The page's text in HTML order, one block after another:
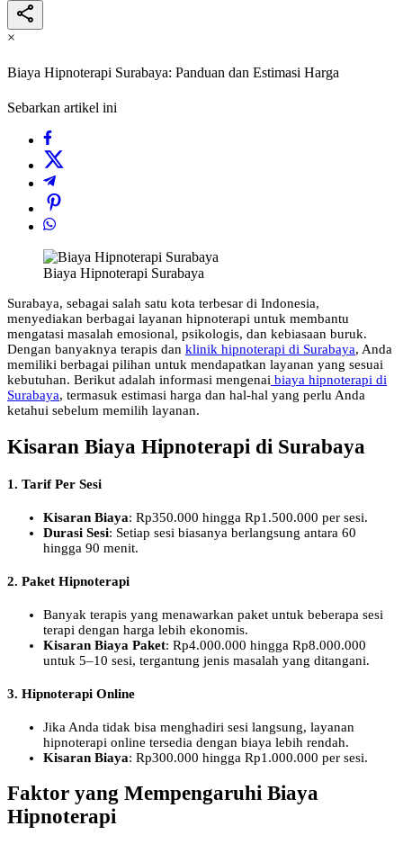
×
Biaya Hipnoterapi Surabaya: Panduan dan Estimasi Harga
Sebarkan artikel ini
Biaya Hipnoterapi Surabaya
Surabaya, sebagai salah satu kota terbesar di Indonesia,
menyediakan berbagai layanan hipnoterapi untuk membantu
mengatasi masalah emosional, psikologis, dan kebiasaan buruk.
Dengan banyaknya terapis dan klinik hipnoterapi di Surabaya, Anda
memiliki berbagai pilihan untuk mendapatkan layanan yang sesuai
kebutuhan. Berikut adalah informasi mengenai biaya hipnoterapi di
Surabaya, termasuk estimasi harga dan hal-hal yang perlu Anda
ketahui sebelum memilih layanan.
Kisaran Biaya Hipnoterapi di Surabaya
1. Tarif Per Sesi
Kisaran Biaya: Rp350.000 hingga Rp1.500.000 per sesi.
Durasi Sesi: Setiap sesi biasanya berlangsung antara 60
hingga 90 menit.
2. Paket Hipnoterapi
Banyak terapis yang menawarkan paket untuk beberapa sesi
terapi dengan harga lebih ekonomis.
Kisaran Biaya Paket: Rp4.000.000 hingga Rp8.000.000
untuk 5–10 sesi, tergantung jenis masalah yang ditangani.
3. Hipnoterapi Online
Jika Anda tidak bisa menghadiri sesi langsung, layanan
hipnoterapi online tersedia dengan biaya lebih rendah.
Kisaran Biaya: Rp300.000 hingga Rp1.000.000 per sesi.
Faktor yang Mempengaruhi Biaya
Hipnoterapi